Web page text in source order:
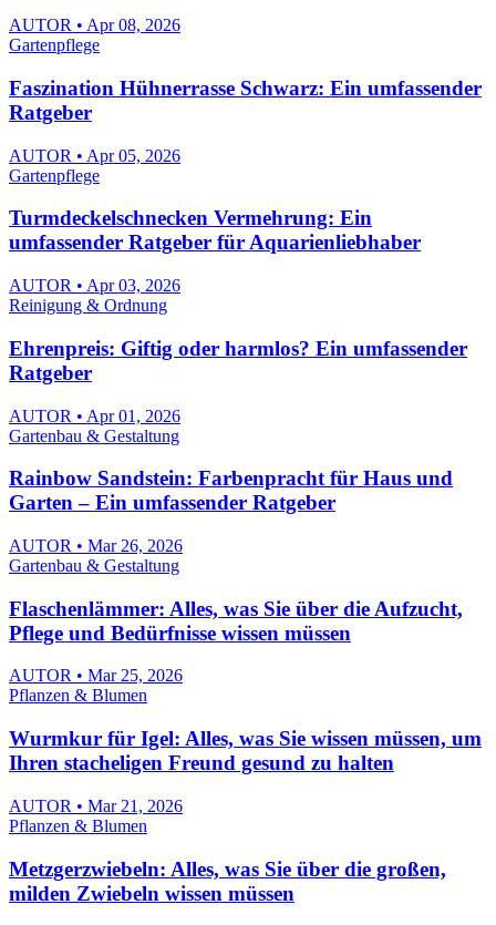
AUTOR • Apr 08, 2026
Gartenpflege
Faszination Hühnerrasse Schwarz: Ein umfassender
Ratgeber
AUTOR • Apr 05, 2026
Gartenpflege
Turmdeckelschnecken Vermehrung: Ein
umfassender Ratgeber für Aquarienliebhaber
AUTOR • Apr 03, 2026
Reinigung & Ordnung
Ehrenpreis: Giftig oder harmlos? Ein umfassender
Ratgeber
AUTOR • Apr 01, 2026
Gartenbau & Gestaltung
Rainbow Sandstein: Farbenpracht für Haus und
Garten – Ein umfassender Ratgeber
AUTOR • Mar 26, 2026
Gartenbau & Gestaltung
Flaschenlämmer: Alles, was Sie über die Aufzucht,
Pflege und Bedürfnisse wissen müssen
AUTOR • Mar 25, 2026
Pflanzen & Blumen
Wurmkur für Igel: Alles, was Sie wissen müssen, um
Ihren stacheligen Freund gesund zu halten
AUTOR • Mar 21, 2026
Pflanzen & Blumen
Metzgerzwiebeln: Alles, was Sie über die großen,
milden Zwiebeln wissen müssen